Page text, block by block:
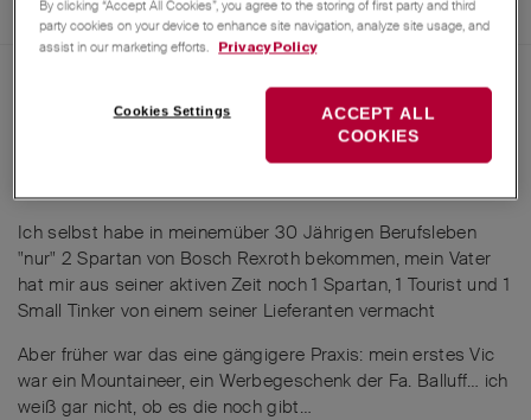
gefällt das.
27. Apr 2025
Karten, Aufkleber und Schlüsselanhänger… aber viel geiler
waren die Zeiten, als es noch SAK's als Werbegeschenke
Ich selbst habe in meinemüber 30 Jährigen Berufsleben
"nur" 2 Spartan von Bosch Rexroth bekommen, mein Vater
hat mir aus seiner aktiven Zeit noch 1 Spartan, 1 Tourist und 1
Small Tinker von einem seiner Lieferanten vermacht
Aber früher war das eine gängigere Praxis: mein erstes Vic
war ein Mountaineer, ein Werbegeschenk der Fa. Balluff… ich
weiß gar nicht, ob es die noch gibt…
By clicking “Accept All Cookies”, you agree to the storing of first party and third
party cookies on your device to enhance site navigation, analyze site usage, and
assist in our marketing efforts.
Privacy Policy
Cookies Settings
ACCEPT ALL
COOKIES